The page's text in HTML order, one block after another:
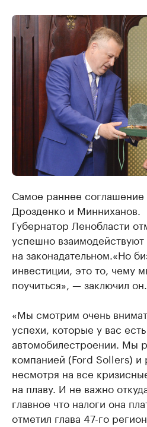
Самое раннее
Дрозденко и Минниханов.
Губернатор Ленобласти
успешно
на законадательном.«Но
инвестиции, это то, чему
поучиться», — заключил он.
«Мы смотрим очень
успехи, которые у вас
автомобилестроении. Мы
компанией (Ford Sollers) и
несмотря на все
на плаву. И не важно
главное что налоги она
отметил глава 47-го